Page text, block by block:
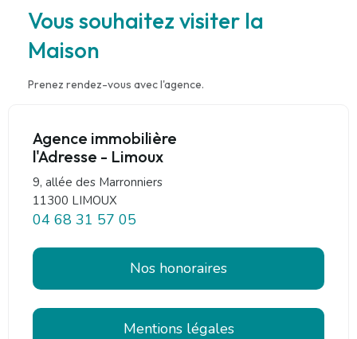
Vous souhaitez visiter la
Maison
Prenez rendez-vous avec l'agence.
Agence immobilière
l'Adresse - Limoux
9, allée des Marronniers
11300 LIMOUX
04 68 31 57 05
Nos honoraires
Mentions légales